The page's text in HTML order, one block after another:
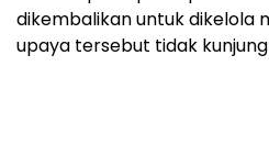
dikembalikan untuk dikelola
upaya tersebut tidak